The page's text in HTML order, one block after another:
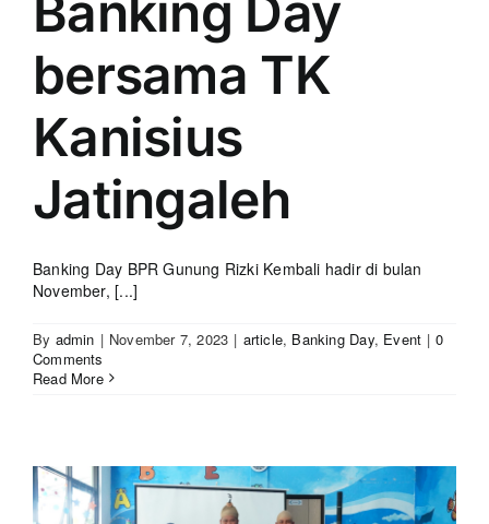
bersama TK
Kanisius
Jatingaleh
Banking Day BPR Gunung Rizki Kembali hadir di bulan
November, [...]
By admin | November 7, 2023 | article, Banking Day, Event | 0
Comments
Read More